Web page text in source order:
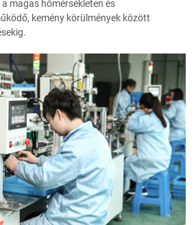
magas hőmérsékleten és
kemény körülmények között